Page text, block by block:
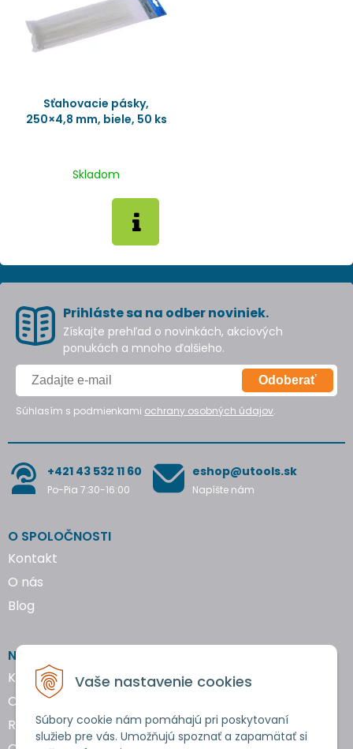
Vaše nastavenie cookies
Súbory cookie nám pomáhajú pri poskytovaní
služieb pre vás. Umožňujú spoznať a zapamätať si
Sťahovacie pásky,
250×4,8 mm, biele, 50 ks
Skladom
Prihláste sa na odber noviniek.
Získajte prehľad o novinkách, akciových
ponukách a mnoho ďalšieho.
Odoberať
Súhlasím s podmienkami ochrany osobných údajov.
+421 43 532 11 60
Po-Pia 7:30-16:00
eshop@utools.sk
Napíšte nám
O SPOLOČNOSTI
Kontakt
O nás
Blog
NAKUPOVANIE
Katalógy náradia
Obchodné podmienky
Reklamácie a vrátenie tovaru